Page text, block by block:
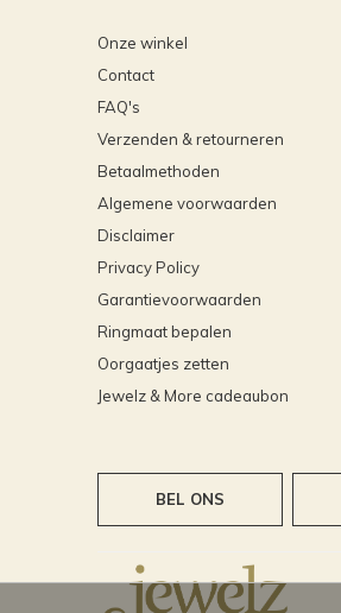
Onze winkel
Contact
FAQ's
Verzenden & retourneren
Betaalmethoden
Algemene voorwaarden
Disclaimer
Privacy Policy
Garantievoorwaarden
Ringmaat bepalen
Oorgaatjes zetten
Jewelz & More cadeaubon
BEL ONS